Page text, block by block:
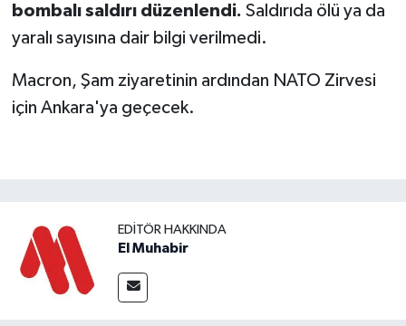
bombalı saldırı düzenlendi. Saldırıda ölü ya da
yaralı sayısına dair bilgi verilmedi.
Macron, Şam ziyaretinin ardından NATO Zirvesi
için Ankara'ya geçecek.
EDITÖR HAKKINDA
El Muhabir